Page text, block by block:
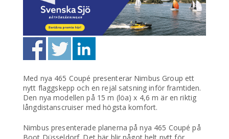
Med nya 465 Coupé presenterar Nimbus Group ett
nytt flaggskepp och en rejäl satsning inför framtiden.
Den nya modellen på 15 m (löa) x 4,6 m är en riktig
långdistanscruiser med högsta komfort.
Nimbus presenterade planerna på nya 465 Coupé på